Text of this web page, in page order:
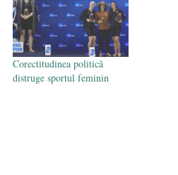
Corectitudinea politică
distruge sportul feminin